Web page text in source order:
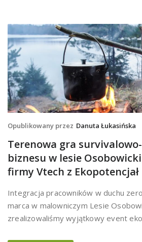
Opublikowany przez Danuta Łukasińska
Terenowa gra
biznesu w lesie
firmy Vtech z Ekopotencjał
Integracja pracowników w duchu
marca w malowniczym Lesie
zrealizowaliśmy wyjątkowy event